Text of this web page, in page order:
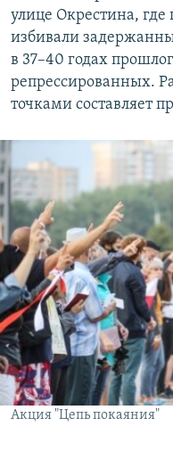
улице Окрестина, где
избивали
в 37–40 годах
репрессированных.
точками составляет
Акция "Цепь покаяния"